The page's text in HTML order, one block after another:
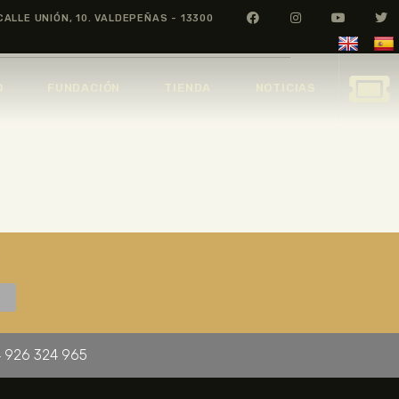
UNIÓN, 10. VALDEPEÑAS - 13300
926 324 965